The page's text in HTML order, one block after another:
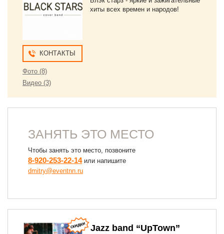
КОНТАКТЫ
Фото (8)
Видео (3)
хиты всех времен и народов!
ЗАНЯТЬ ЭТО МЕСТО
Чтобы занять это место, позвоните
8-920-253-22-14или напишите
dmitry@eventnn.ru
Jazz band “UpTown”